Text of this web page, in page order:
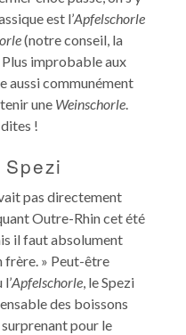
est l’Apfelschorle
(notre conseil, la
Plus improbable aux
aussi communément
une Weinschorle.
!
pas directement
Outre-Rhin cet été
il faut absolument
frère. » Peut-être
Apfelschorle, le Spezi
des boissons
pour le